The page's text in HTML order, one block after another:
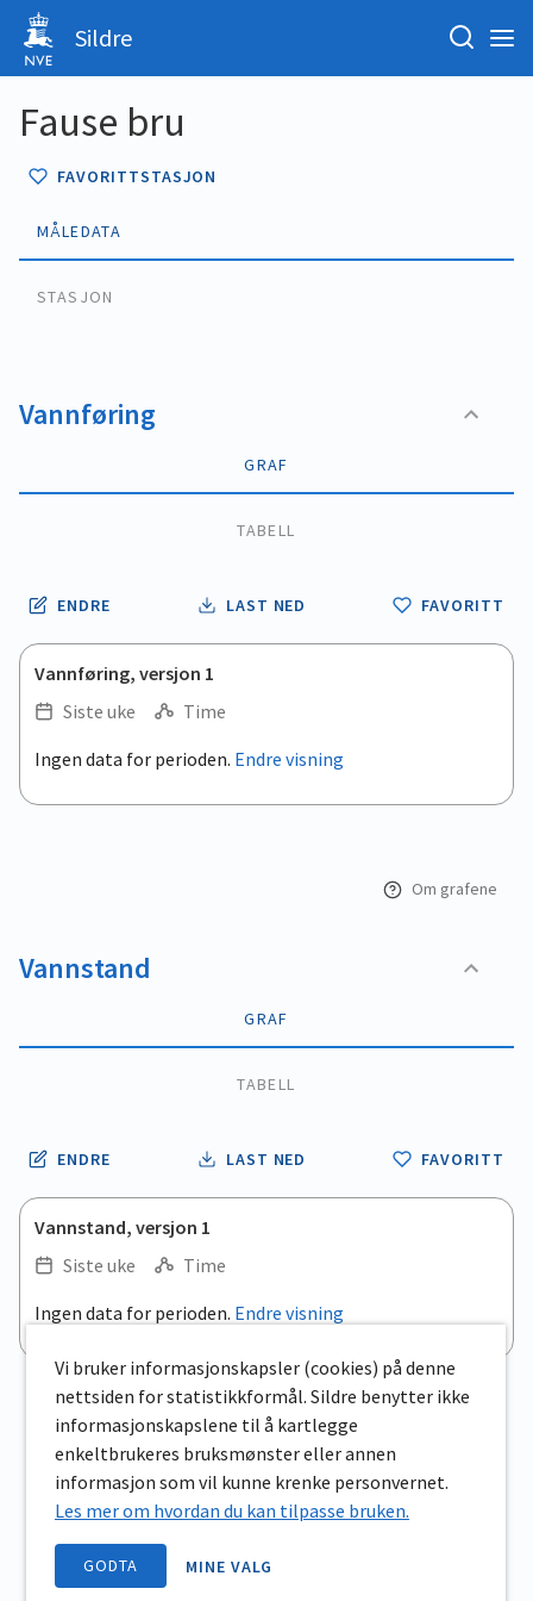
Sildre
Fause bru
FAVORITTSTASJON
MÅLEDATA
STASJON
Vannføring
GRAF
TABELL
ENDRE LAST NED FAVORITT
Vannføring, versjon 1
Siste uke
Time
.
View as data table, .
Ingen data for perioden. Endre visning
Om grafene
Vannstand
GRAF
TABELL
ENDRE LAST NED FAVORITT
Vannstand, versjon 1
Siste uke
Time
.
View as data table, .
Ingen data for perioden. Endre visning
Vi bruker informasjonskapsler (cookies) på denne
nettsiden for statistikkformål. Sildre benytter ikke
informasjonskapslene til å kartlegge
enkeltbrukeres bruksmønster eller annen
informasjon som vil kunne krenke personvernet.
Les mer om hvordan du kan tilpasse bruken.
GODTA MINE VALG